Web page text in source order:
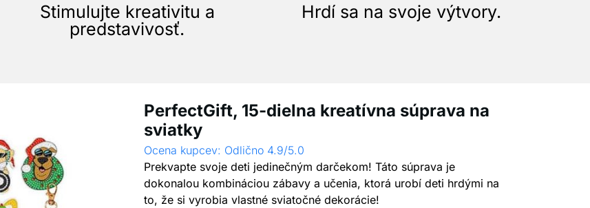
Stimulujte kreativitu a
predstavivosť.
Hrdí sa na svoje výtvory.
PerfectGift, 15-dielna kreatívna súprava na
sviatky
Ocena kupcev: Odlično 4.9/5.0
Prekvapte svoje deti jedinečným darčekom! Táto súprava je
dokonalou kombináciou zábavy a učenia, ktorá urobí deti hrdými na
to, že si vyrobia vlastné sviatočné dekorácie!